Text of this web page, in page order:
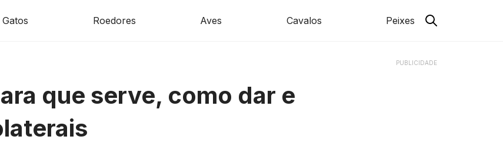
Gatos Roedores Aves Cavalos Peixes
que serve, como dar e
PUBLICIDADE